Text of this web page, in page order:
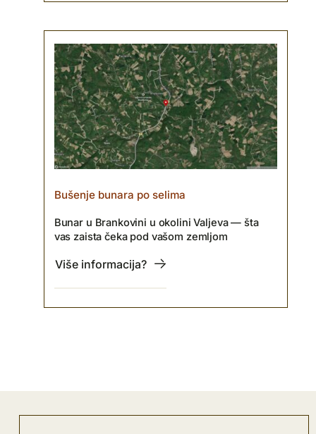
Bušenje bunara po selima
Bunar u Brankovini u okolini Valjeva — šta
vas zaista čeka pod vašom zemljom
Više informacija?